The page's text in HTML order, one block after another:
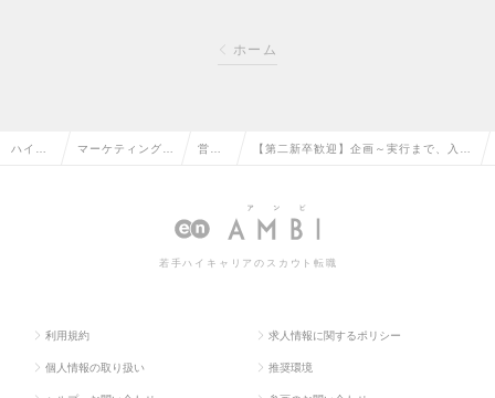
ホーム
ハイク マーケティング・ 営業
の転
【第二新卒歓迎】企画～実行まで、入社
代リーダー候補の求人情報
若手ハイキャリアのスカウト転職
利用規約 求人情報に関するポリシー
個人情報の取り扱い 推奨環境